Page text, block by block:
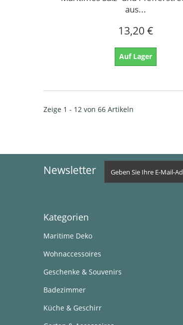
aus...
13,20 €
Auf Lager
Zeige 1 - 12 von 66 Artikeln
Newsletter
Kategorien
Maritime Deko
Wohnaccessoires
Geschenke & Souvenirs
Badezimmer
Küche & Geschirr